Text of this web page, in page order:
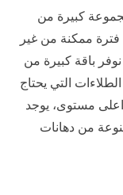
كبيرة من
فترة ممكنة من غير
باقة كبيرة من
التي يحتاج
اعلى مستوى، يوجد
من دهانات